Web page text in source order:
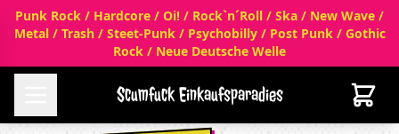
Punk Rock / Hardcore / Oi! / Rock`n´Roll / Ska / New Wave /
Metal / Trash / Steet-Punk / Psychobilly / Post Punk / Gothic
Rock / Neue Deutsche Welle
Scumfuck Einkaufsparadies